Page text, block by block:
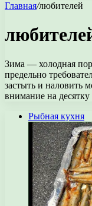
Главная/любителей
Зима — холодная
предельно
застыть и наловить
внимание на
Рыбная кухня